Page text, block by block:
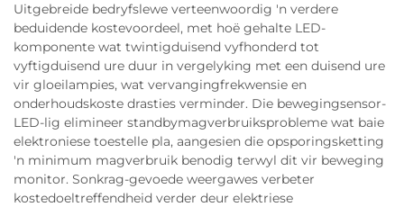
Uitgebreide bedryfslewe verteenwoordig 'n verdere
beduidende kostevoordeel, met hoë gehalte LED-
komponente wat twintigduisend vyfhonderd tot
vyftigduisend ure duur in vergelyking met een duisend ure
vir gloeilampies, wat vervangingfrekwensie en
onderhoudskoste drasties verminder. Die bewegingsensor-
LED-lig elimineer standbymagverbruiksprobleme wat baie
elektroniese toestelle pla, aangesien die opsporingsketting
'n minimum magverbruik benodig terwyl dit vir beweging
monitor. Sonkrag-gevoede weergawes verbeter
kostedoeltreffendheid verder deur elektriese